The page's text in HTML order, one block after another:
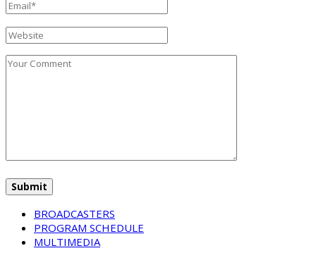
BROADCASTERS
PROGRAM SCHEDULE
MULTIMEDIA